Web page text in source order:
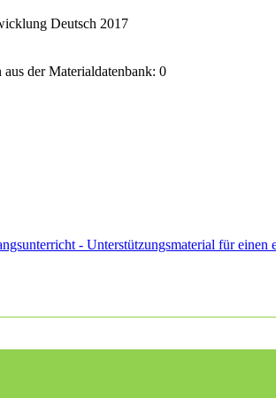
Deutsch 2017
der Materialdatenbank: 0
- Unterstützungsmaterial für einen